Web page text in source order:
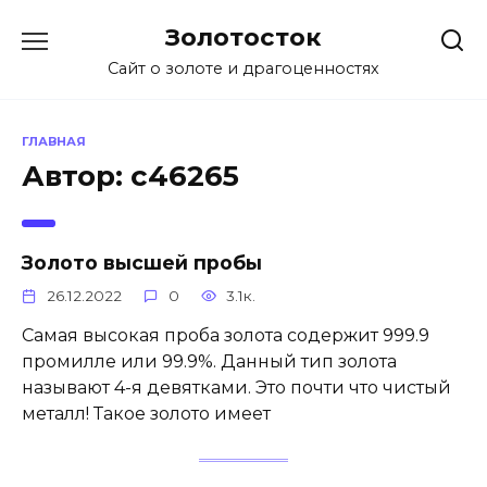
содержанию
Золотосток
Сайт о золоте и драгоценностях
ГЛАВНАЯ
Автор: c46265
Золото высшей пробы
26.12.2022 0 3.1к.
Самая высокая проба золота содержит 999.9
промилле или 99.9%. Данный тип золота
называют 4-я девятками. Это почти что чистый
металл! Такое золото имеет